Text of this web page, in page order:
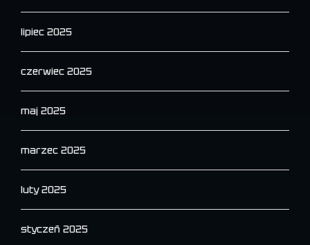
lipiec 2025
czerwiec 2025
maj 2025
marzec 2025
luty 2025
styczeń 2025